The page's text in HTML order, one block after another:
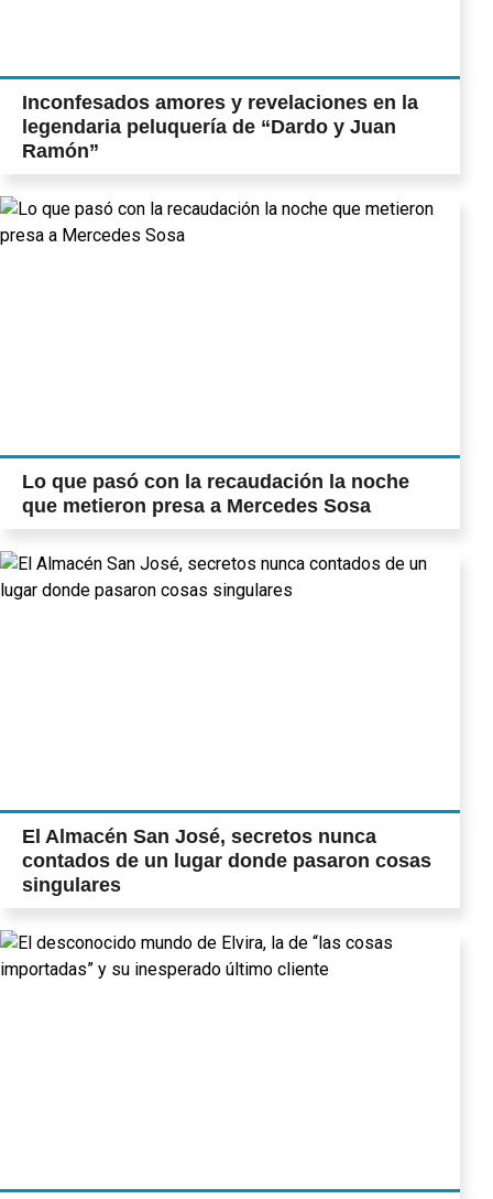
Inconfesados amores y revelaciones en la
legendaria peluquería de “Dardo y Juan
Ramón”
Lo que pasó con la recaudación la noche
que metieron presa a Mercedes Sosa
El Almacén San José, secretos nunca
contados de un lugar donde pasaron cosas
singulares